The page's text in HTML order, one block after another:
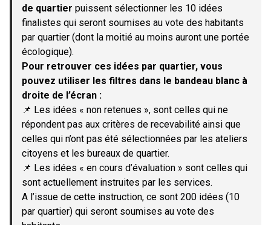
de quartier puissent sélectionner les 10 idées
finalistes qui seront soumises au vote des habitants
par quartier (dont la moitié au moins auront une portée
écologique).
Pour retrouver ces idées par quartier, vous
pouvez utiliser les filtres dans le bandeau blanc à
droite de l’écran :
📌 Les idées « non retenues », sont celles qui ne
répondent pas aux critères de recevabilité ainsi que
celles qui n’ont pas été sélectionnées par les ateliers
citoyens et les bureaux de quartier.
📌 Les idées « en cours d’évaluation » sont celles qui
sont actuellement instruites par les services.
A l’issue de cette instruction, ce sont 200 idées (10
par quartier) qui seront soumises au vote des